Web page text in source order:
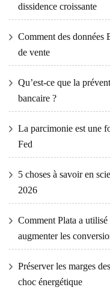
dissidence croissante
Comment des données
de vente
Qu’est-ce que la
bancaire ?
La parcimonie est une
Fed
5 choses à savoir en
2026
Comment Plata a
augmenter les
Préserver les marges
choc énergétique